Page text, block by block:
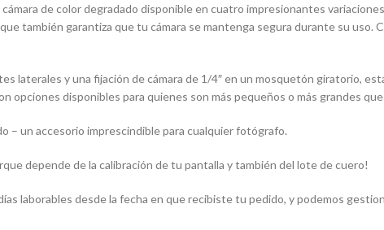
de color degradado disponible en cuatro impresionantes
también garantiza que tu cámara se mantenga segura durante su uso.
laterales y una fijación de cámara de 1/4″ en un mosquetón giratorio,
opciones disponibles para quienes son más pequeños o más grandes
– un accesorio imprescindible para cualquier fotógrafo.
depende de la calibración de tu pantalla y también del lote de cuero!
laborables desde la fecha en que recibiste tu pedido, y podemos